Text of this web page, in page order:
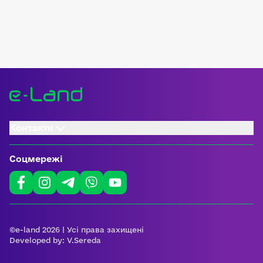
Соцмережі
©e-land 2026 | Усі права захищені
Developed by: V.Sereda